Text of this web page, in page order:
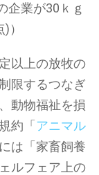
企業が30ｋｇ
）
以上の放牧の
限するつなぎ
動物福祉を損
約「 アニマル
は「家畜飼養
ルフェア上の